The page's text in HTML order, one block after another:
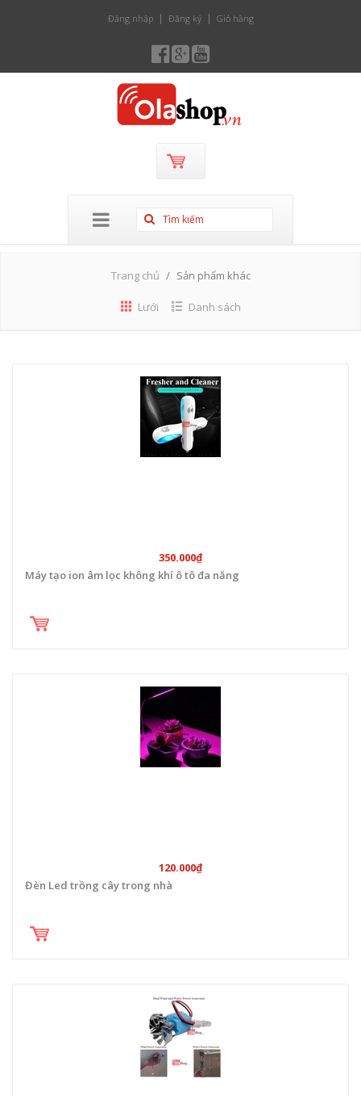
Đăng nhập Đăng ký Giỏ hàng
Trang chủ Sản phẩm khác
Lưới Danh sách
350.000₫
Máy tạo ion âm lọc không khí ô tô đa năng
120.000₫
Đèn Led trồng cây trong nhà